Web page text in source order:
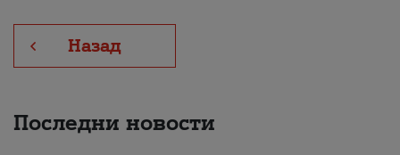
Назад
Последни новости